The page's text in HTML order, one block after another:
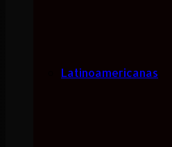
Latinoamericanas